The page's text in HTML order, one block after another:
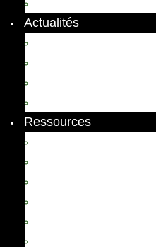
Actualités
Ressources